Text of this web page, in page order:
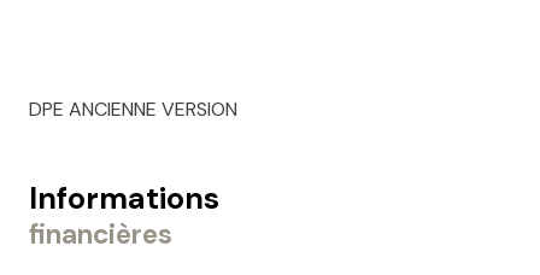
DPE ANCIENNE VERSION
Informations
financières